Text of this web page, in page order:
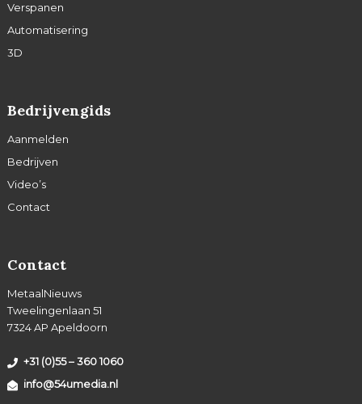
Verspanen
Automatisering
3D
Bedrijvengids
Aanmelden
Bedrijven
Video’s
Contact
Contact
MetaalNieuws
Tweelingenlaan 51
7324 AP Apeldoorn
+31 (0)55 – 360 1060
info@54umedia.nl